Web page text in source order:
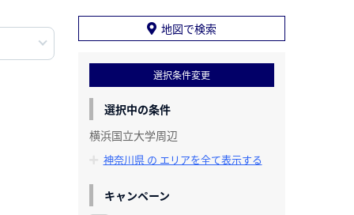
地図で検索
選択条件変更
選択中の条件
横浜国立大学周辺
神奈川県 の エリアを全て表示する
キャンペーン